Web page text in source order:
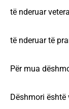
të nderuar
të nderuar të
Për mua
Dëshmori është